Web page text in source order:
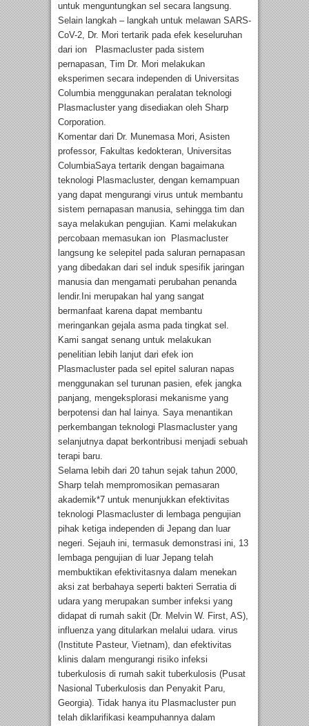
untuk menguntungkan sel secara langsung.
Selain langkah – langkah untuk melawan SARS-
CoV-2, Dr. Mori tertarik pada efek keseluruhan
dari ion Plasmacluster pada sistem
pernapasan, Tim Dr. Mori melakukan
eksperimen secara independen di Universitas
Columbia menggunakan peralatan teknologi
Plasmacluster yang disediakan oleh Sharp
Corporation.
Komentar dari Dr. Munemasa Mori, Asisten
professor, Fakultas kedokteran, Universitas
ColumbiaSaya tertarik dengan bagaimana
teknologi Plasmacluster, dengan kemampuan
yang dapat mengurangi virus untuk membantu
sistem pernapasan manusia, sehingga tim dan
saya melakukan pengujian. Kami melakukan
percobaan memasukan ion Plasmacluster
langsung ke selepitel pada saluran pernapasan
yang dibedakan dari sel induk spesifik jaringan
manusia dan mengamati perubahan penanda
lendir.Ini merupakan hal yang sangat
bermanfaat karena dapat membantu
meringankan gejala asma pada tingkat sel.
Kami sangat senang untuk melakukan
penelitian lebih lanjut dari efek ion
Plasmacluster pada sel epitel saluran napas
menggunakan sel turunan pasien, efek jangka
panjang, mengeksplorasi mekanisme yang
berpotensi dan hal lainya. Saya menantikan
perkembangan teknologi Plasmacluster yang
selanjutnya dapat berkontribusi menjadi sebuah
terapi baru.
Selama lebih dari 20 tahun sejak tahun 2000,
Sharp telah mempromosikan pemasaran
akademik*7 untuk menunjukkan efektivitas
teknologi Plasmacluster di lembaga pengujian
pihak ketiga independen di Jepang dan luar
negeri. Sejauh ini, termasuk demonstrasi ini, 13
lembaga pengujian di luar Jepang telah
membuktikan efektivitasnya dalam menekan
aksi zat berbahaya seperti bakteri Serratia di
udara yang merupakan sumber infeksi yang
didapat di rumah sakit (Dr. Melvin W. First, AS),
influenza yang ditularkan melalui udara. virus
(Institute Pasteur, Vietnam), dan efektivitas
klinis dalam mengurangi risiko infeksi
tuberkulosis di rumah sakit tuberkulosis (Pusat
Nasional Tuberkulosis dan Penyakit Paru,
Georgia). Tidak hanya itu Plasmacluster pun
telah diklarifikasi keampuhannya dalam